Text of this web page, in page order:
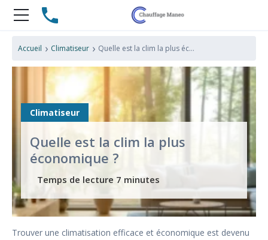
Climatiseur
Quelle est la clim la plus
économique ?
Accueil › Climatiseur › Quelle est la clim la plus économique ?
Trouver une climatisation efficace et économique est devenu